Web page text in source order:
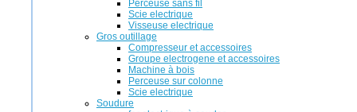
Perceuse sans fil
Scie electrique
Visseuse electrique
Gros outillage
Compresseur et accessoires
Groupe electrogene et accessoires
Machine à bois
Perceuse sur colonne
Scie electrique
Soudure